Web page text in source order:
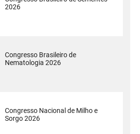
2026
Congresso Brasileiro de
Nematologia 2026
Congresso Nacional de Milho e
Sorgo 2026